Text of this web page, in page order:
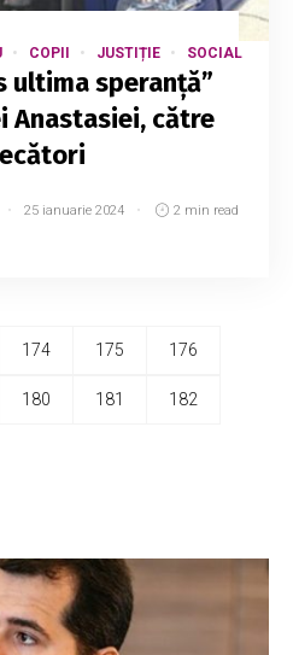
COPII JUSTIȚIE SOCIAL
ultima speranță”
Anastasiei, către
25 ianuarie 2024 2 min read
174 175 176
180 181 182